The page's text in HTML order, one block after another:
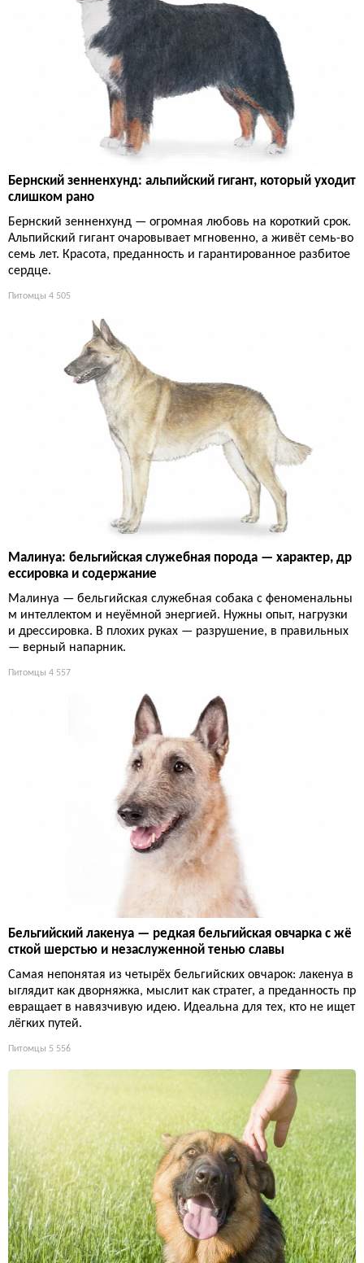
Бернский зенненхунд: альпийский гигант, который уходит
слишком рано
Бернский зенненхунд — огромная любовь на короткий срок.
Альпийский гигант очаровывает мгновенно, а живёт семь-во
семь лет. Красота, преданность и гарантированное разбитое
сердце.
Питомцы 4 505
Малинуа: бельгийская служебная порода — характер, др
ессировка и содержание
Малинуа — бельгийская служебная собака с феноменальны
м интеллектом и неуёмной энергией. Нужны опыт, нагрузки
и дрессировка. В плохих руках — разрушение, в правильных
— верный напарник.
Питомцы 4 557
Бельгийский лакенуа — редкая бельгийская овчарка с жё
сткой шерстью и незаслуженной тенью славы
Самая непонятая из четырёх бельгийских овчарок: лакенуа в
ыглядит как дворняжка, мыслит как стратег, а преданность пр
евращает в навязчивую идею. Идеальна для тех, кто не ищет
лёгких путей.
Питомцы 5 556